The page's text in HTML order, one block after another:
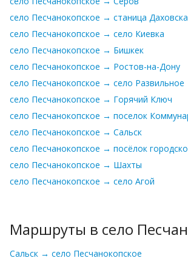
село Песчанокопское → станица
село Песчанокопское → село Киевка
село Песчанокопское → Бишкек
село Песчанокопское → Ростов-на-Дону
село Песчанокопское → село Развильное
село Песчанокопское → Горячий Ключ
село Песчанокопское → поселок
село Песчанокопское → Сальск
село Песчанокопское → Шахты
село Песчанокопское → село Агой
Маршруты в село
Сальск → село Песчанокопское